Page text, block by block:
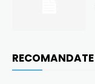
RECOMANDATE